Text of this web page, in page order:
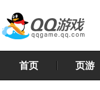
首页 页游